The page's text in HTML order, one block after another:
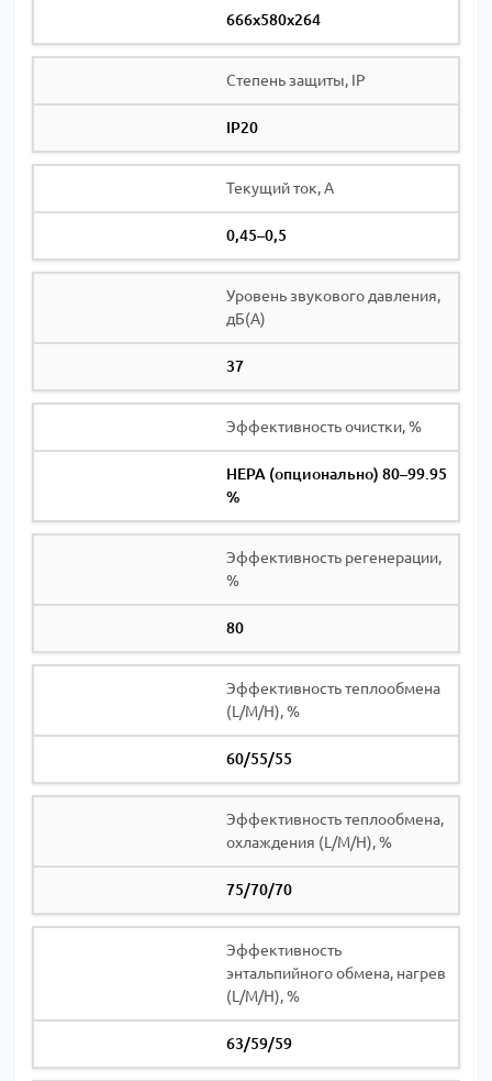
666х580х264
Степень защиты, IP
IP20
Текущий ток, А
0,45–0,5
Уровень звукового давления,
дБ(А)
37
Эффективность очистки, %
HEPA (опционально) 80–99.95
%
Эффективность регенерации,
%
80
Эффективность теплообмена
(L/M/H), %
60/55/55
Эффективность теплообмена,
охлаждения (L/M/H), %
75/70/70
Эффективность
энтальпийного обмена, нагрев
(L/M/H), %
63/59/59